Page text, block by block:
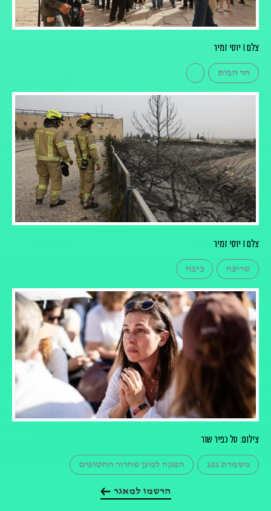
צלם I יוסי זמיר
הר הבית
צלם I יוסי זמיר
שריפה כיבוי
צילום: טל כפיר שור
משמרת 101 הפגנה למען שחרור החטופים
הרשמו למאגר